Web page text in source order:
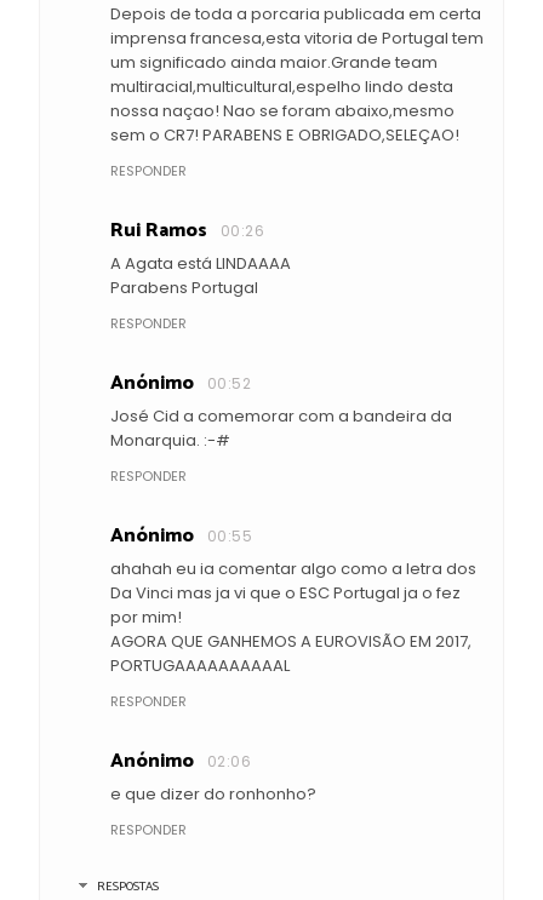
Depois de toda a porcaria publicada em certa
imprensa francesa,esta vitoria de Portugal tem
um significado ainda maior.Grande team
multiracial,multicultural,espelho lindo desta
nossa naçao! Nao se foram abaixo,mesmo
sem o CR7! PARABENS E OBRIGADO,SELEÇAO!
RESPONDER
Rui Ramos 00:26
A Agata está LINDAAAA
Parabens Portugal
RESPONDER
Anónimo 00:52
José Cid a comemorar com a bandeira da
Monarquia. :-#
RESPONDER
Anónimo 00:55
ahahah eu ia comentar algo como a letra dos
Da Vinci mas ja vi que o ESC Portugal ja o fez
por mim!
AGORA QUE GANHEMOS A EUROVISÃO EM 2017,
PORTUGAAAAAAAAAAL
RESPONDER
Anónimo 02:06
e que dizer do ronhonho?
RESPONDER
RESPOSTAS